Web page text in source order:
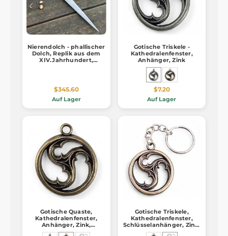
Nierendolch - phallischer
Dolch, Replik aus dem
XIV.Jahrhundert,
$345.60
Auf Lager
Gotische Triskele -
Kathedralenfenster,
Anhänger, Zink
$7.20
Auf Lager
Gotische Quaste,
Kathedralenfenster,
Anhänger, Zink,
Altmessing
Gotische Triskele,
Kathedralenfenster,
Schlüsselanhänger, Zink,
Altmessing